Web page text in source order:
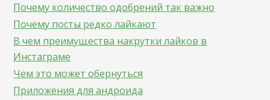
Почему количество одобрений так важно
Почему посты редко лайкают
В чем преимущества накрутки лайков в
Инстаграме
Чем это может обернуться
Приложения для андроида